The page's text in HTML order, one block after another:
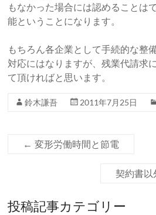
もなかった場合には認めることは
能ということになります。
もちろん各企業として手続的な整
対応にはなりますが、残業代請求
て頂ければと思います。
鈴木謙吾 2011年7月25日
← 変形労働時間と節電
契約書以
投稿記事カテゴリー